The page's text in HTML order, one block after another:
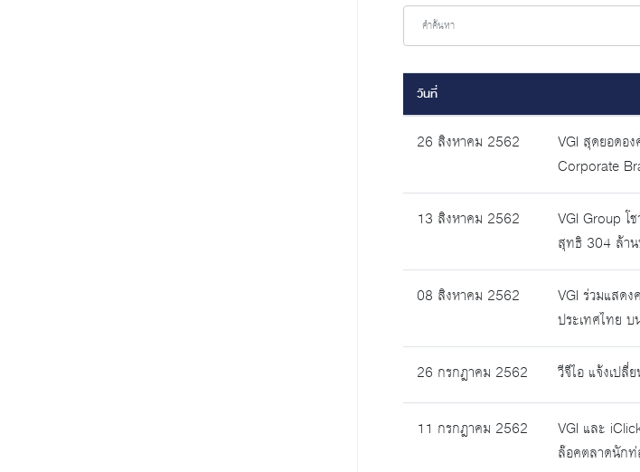
วันที่
26 สิงหาคม 2562
VGI สุดยอดอ
Corporate
13 สิงหาคม 2562
VGI Group โ
สุทธิ 304 ล้า
08 สิงหาคม 2562
VGI ร่วมแสด
ประเทศไทย บ
26 กรกฎาคม 2562 วีจีไอ แจ้งเปลี่
11 กรกฎาคม 2562
VGI และ
ล๊อคตลาดนัก